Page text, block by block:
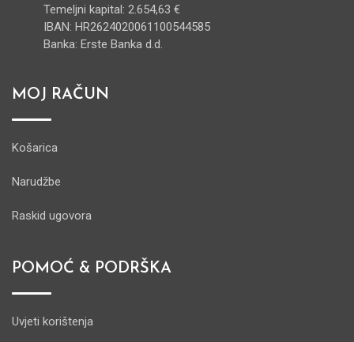
Temeljni kapital: 2.654,63 €
IBAN: HR2624020061100544585
Banka: Erste Banka d.d.
MOJ RAČUN
Košarica
Narudžbe
Raskid ugovora
POMOĆ & PODRŠKA
Uvjeti korištenja